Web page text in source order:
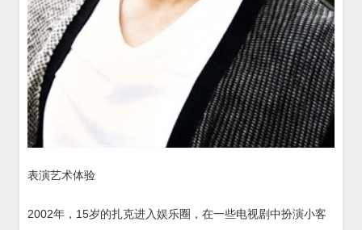
表演艺术体验
2002年，15岁的扎克进入娱乐圈，在一些电视剧中扮演小客